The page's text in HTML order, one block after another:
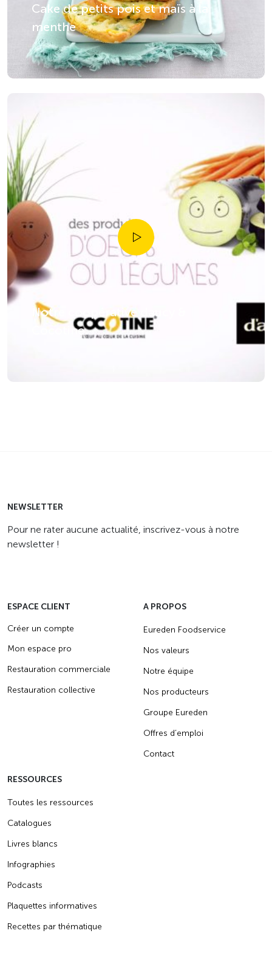
Cake de petits pois et maïs à la
menthe
Notre coopérative daucy &
Cocotine
NEWSLETTER
Pour ne rater aucune actualité, inscrivez-vous à notre
newsletter !
ESPACE CLIENT
Créer un compte
Mon espace pro
Restauration commerciale
Restauration collective
A PROPOS
Eureden Foodservice
Nos valeurs
Notre équipe
Nos producteurs
Groupe Eureden
Offres d’emploi
Contact
RESSOURCES
Toutes les ressources
Catalogues
Livres blancs
Infographies
Podcasts
Plaquettes informatives
Recettes par thématique